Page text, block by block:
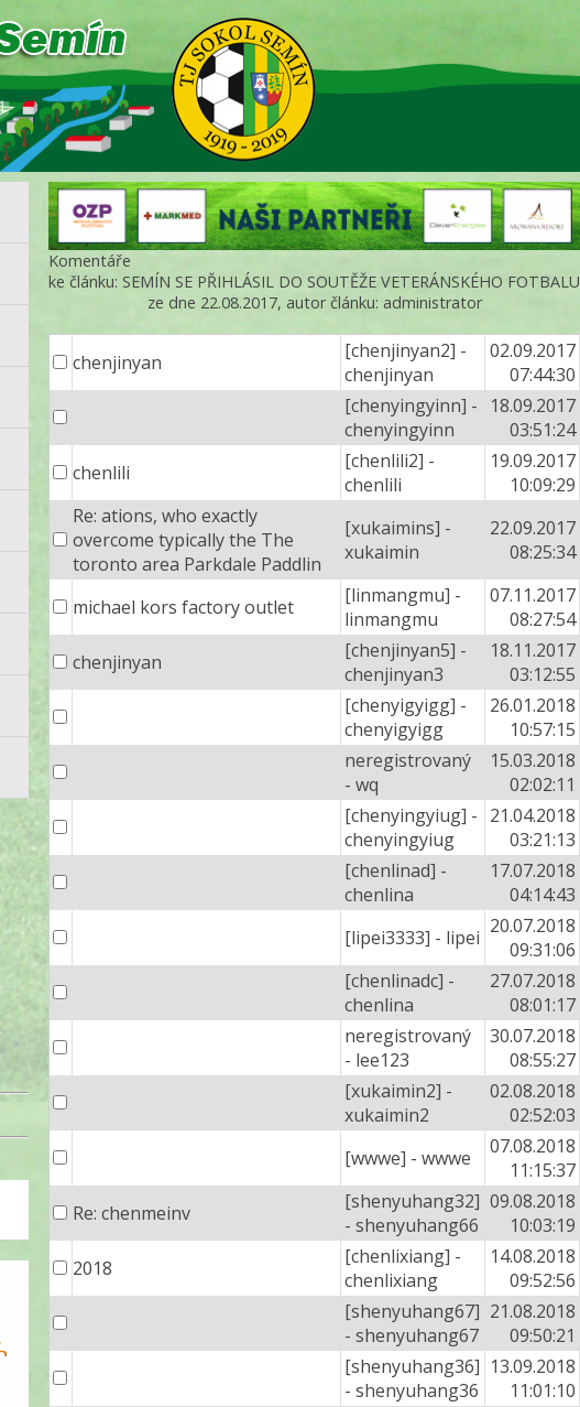
Komentáře
ke článku: SEMÍN SE PŘIHLÁSIL DO SOUTĚŽE VETERÁNSKÉHO FOTBALU
ze dne 22.08.2017, autor článku: administrator
chenjinyan
[chenjinyan2] -
chenjinyan
02.09.2017
07:44:30
[chenyingyinn] -
chenyingyinn
18.09.2017
03:51:24
chenlili
[chenlili2] -
chenlili
19.09.2017
10:09:29
Re: ations, who exactly
overcome typically the The
toronto area Parkdale Paddlin
[xukaimins] -
xukaimin
22.09.2017
08:25:34
michael kors factory outlet
[linmangmu] -
linmangmu
07.11.2017
08:27:54
chenjinyan
[chenjinyan5] -
chenjinyan3
18.11.2017
03:12:55
[chenyigyigg] -
chenyigyigg
26.01.2018
10:57:15
neregistrovaný
- wq
15.03.2018
02:02:11
[chenyingyiug] -
chenyingyiug
21.04.2018
03:21:13
[chenlinad] -
chenlina
17.07.2018
04:14:43
[lipei3333] - lipei 20.07.2018
09:31:06
[chenlinadc] -
chenlina
27.07.2018
08:01:17
neregistrovaný
- lee123
30.07.2018
08:55:27
[xukaimin2] -
xukaimin2
02.08.2018
02:52:03
[wwwe] - wwwe
07.08.2018
11:15:37
Re: chenmeinv
[shenyuhang32]
- shenyuhang66
09.08.2018
10:03:19
2018
[chenlixiang] -
chenlixiang
14.08.2018
09:52:56
[shenyuhang67]
- shenyuhang67
21.08.2018
09:50:21
[shenyuhang36]
- shenyuhang36
13.09.2018
11:01:10